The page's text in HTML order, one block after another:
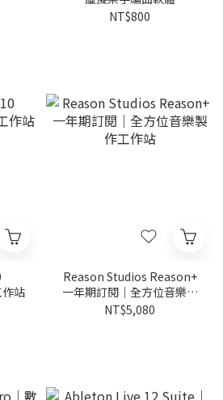
NT$800
站
Reason Studios Reason+
一年期訂閱｜全方位音樂製
作工作站
NT$5,080